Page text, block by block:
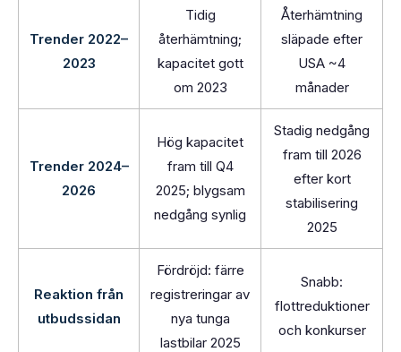
Trender 2022–
2023
Tidig
återhämtning;
kapacitet gott
om 2023
Återhämtning
släpade efter
USA ~4
månader
Trender 2024–
2026
Hög kapacitet
fram till Q4
2025; blygsam
nedgång synlig
Stadig nedgång
fram till 2026
efter kort
stabilisering
2025
Reaktion från
utbudssidan
Fördröjd: färre
registreringar av
nya tunga
lastbilar 2025
Snabb:
flottreduktioner
och konkurser